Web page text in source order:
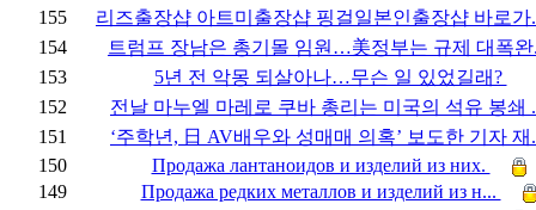
155
리즈출장샵 아트미출장샵 핑걸일본인출장샵 바로
154
트럼프 장남은 총기몰 임원…美정부는 규제 대폭
153
5년 전 악몽 되살아나…무슨 일 있었길래?
152
전날 마누엘 마레로 쿠바 총리는 미국의 석유 봉쇄
151
‘주학년, 日 AV배우와 성매매 의혹’ 보도한 기자
150
Продажа лантаноидов и изделий из них.
149
Продажа редких металлов и изделий из н...